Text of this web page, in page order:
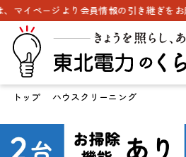
員情報の引き継ぎをお願いいたします。
トップ ハウスクリーニング